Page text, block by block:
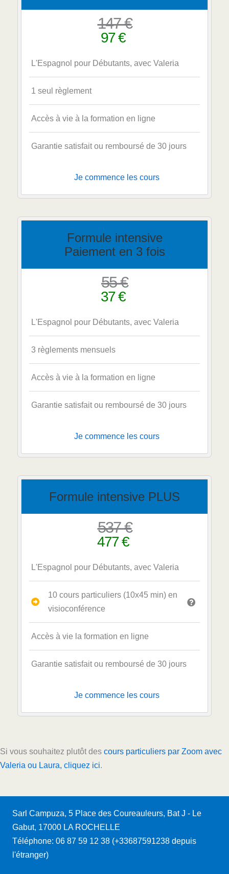
147 €
97 €
L'Espagnol pour Débutants, avec Valeria
1 seul règlement
Accès à vie à la formation en ligne
Garantie satisfait ou remboursé de 30 jours
Je commence les cours
Formule intensive
Paiement en 3 fois
55 €
37 €
L'Espagnol pour Débutants, avec Valeria
3 règlements mensuels
Accès à vie à la formation en ligne
Garantie satisfait ou remboursé de 30 jours
Je commence les cours
Formule intensive PLUS
537 €
477 €
L'Espagnol pour Débutants, avec Valeria
10 cours particuliers (10x45 min) en
visioconférence
Accès à vie la formation en ligne
Garantie satisfait ou remboursé de 30 jours
Je commence les cours
Si vous souhaitez plutôt des cours particuliers par Zoom avec
Valeria ou Laura, cliquez ici.
Sarl Campuza, 5 Place des Coureauleurs, Bat J - Le
Gabut, 17000 LA ROCHELLE
Téléphone: 06 87 59 12 38 (+33687591238 depuis
l'étranger)